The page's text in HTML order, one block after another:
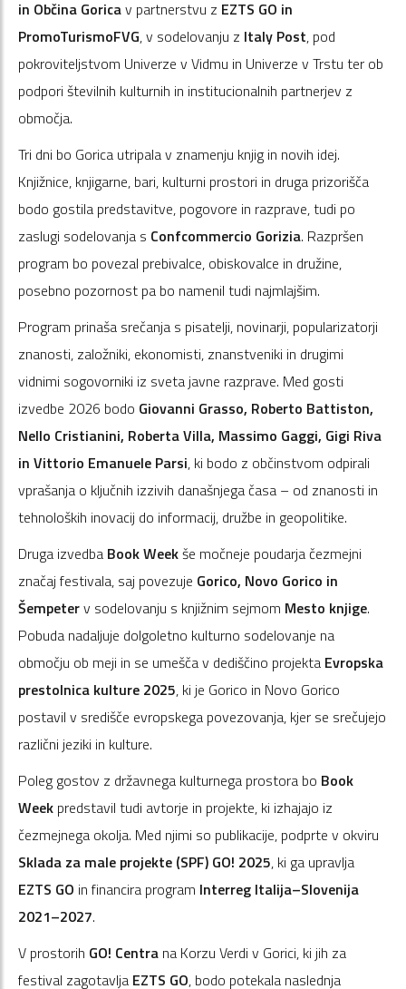
in Občina Goricav partnerstvu z EZTS GO in
PromoTurismoFVG, v sodelovanju z Italy Post, pod
pokroviteljstvom Univerze v Vidmu in Univerze v Trstu ter ob
podpori številnih kulturnih in institucionalnih partnerjev z
območja.
Tri dni bo Gorica utripala v znamenju knjig in novih idej.
Knjižnice, knjigarne, bari, kulturni prostori in druga prizorišča
bodo gostila predstavitve, pogovore in razprave, tudi po
zaslugi sodelovanja s Confcommercio Gorizia. Razpršen
program bo povezal prebivalce, obiskovalce in družine,
posebno pozornost pa bo namenil tudi najmlajšim.
Program prinaša srečanja s pisatelji, novinarji, popularizatorji
znanosti, založniki, ekonomisti, znanstveniki in drugimi
vidnimi sogovorniki iz sveta javne razprave. Med gosti
izvedbe 2026 bodo Giovanni Grasso, Roberto Battiston,
Nello Cristianini, Roberta Villa, Massimo Gaggi, Gigi Riva
in Vittorio Emanuele Parsi, ki bodo z občinstvom odpirali
vprašanja o ključnih izzivih današnjega časa – od znanosti in
tehnoloških inovacij do informacij, družbe in geopolitike.
Druga izvedba Book Weekše močneje poudarja čezmejni
značaj festivala, saj povezuje Gorico, Novo Gorico in
Šempeterv sodelovanju s knjižnim sejmom Mesto knjige.
Pobuda nadaljuje dolgoletno kulturno sodelovanje na
območju ob meji in se umešča v dediščino projekta Evropska
prestolnica kulture 2025, ki je Gorico in Novo Gorico
postavil v središče evropskega povezovanja, kjer se srečujejo
različni jeziki in kulture.
Poleg gostov z državnega kulturnega prostora bo Book
Week predstavil tudi avtorje in projekte, ki izhajajo iz
čezmejnega okolja. Med njimi so publikacije, podprte v okviru
Sklada za male projekte (SPF) GO! 2025, ki ga upravlja
EZTS GO in financira program Interreg Italija–Slovenija
2021–2027.
V prostorih GO! Centra na Korzu Verdi v Gorici, ki jih za
festival zagotavlja EZTS GO, bodo potekala naslednja